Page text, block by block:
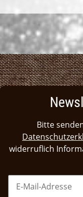
Bitte
widerruflich